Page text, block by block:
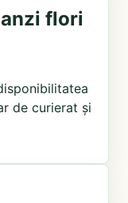
flori
de curierat și